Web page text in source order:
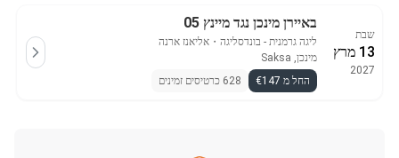
שבת
13 מרץ
2027
באיירן מינכן נגד מיינץ 05
ליגה גרמנית - בונדסליגה ・ אליאנז ארנה
מינכן, Saksa
החל מ €147
628 כרטיסים זמינים